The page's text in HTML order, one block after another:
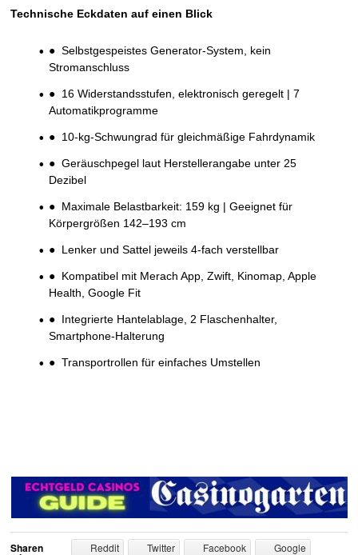
Technische Eckdaten auf einen Blick
● Selbstgespeistes Generator-System, kein
Stromanschluss
● 16 Widerstandsstufen, elektronisch geregelt | 7
Automatikprogramme
● 10-kg-Schwungrad für gleichmäßige Fahrdynamik
● Geräuschpegel laut Herstellerangabe unter 25
Dezibel
● Maximale Belastbarkeit: 159 kg | Geeignet für
Körpergrößen 142–193 cm
● Lenker und Sattel jeweils 4-fach verstellbar
● Kompatibel mit Merach App, Zwift, Kinomap, Apple
Health, Google Fit
● Integrierte Hantelablage, 2 Flaschenhalter,
Smartphone-Halterung
● Transportrollen für einfaches Umstellen
Sharen Reddit Twitter Facebook Google